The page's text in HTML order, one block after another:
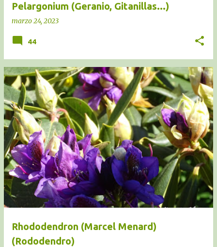
Pelargonium (Geranio, Gitanillas...)
marzo 24, 2023
44
Rhododendron (Marcel Menard)
(Rododendro)